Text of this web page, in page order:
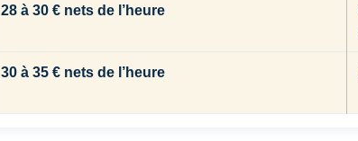
28 à 30 € nets de l’heure
30 à 35 € nets de l’heure